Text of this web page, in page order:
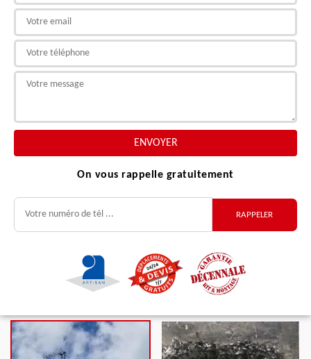
On vous rappelle gratuitement